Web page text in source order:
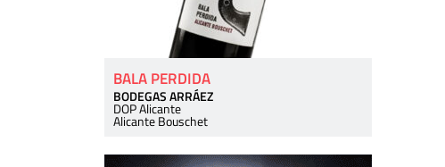
BALA PERDIDA
BODEGAS ARRÁEZ
DOP Alicante
Alicante Bouschet